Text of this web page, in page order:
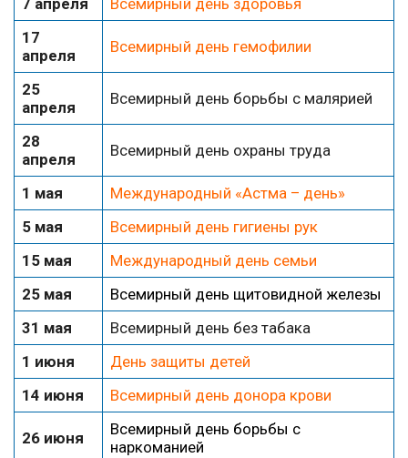
7 апреля
Всемирный день здоровья
17
апреля
Всемирный день гемофилии
25
апреля
Всемирный день борьбы с малярией
28
апреля
Всемирный день охраны труда
1 мая
Международный «Астма – день»
5 мая
Всемирный день гигиены рук
15 мая
Международный день семьи
25 мая
Всемирный день щитовидной железы
31 мая
Всемирный день без табака
1 июня
День защиты детей
14 июня
Всемирный день донора крови
26 июня
Всемирный день борьбы с
наркоманией